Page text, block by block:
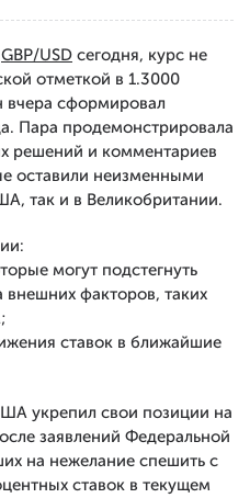
GBP/USD сегодня, курс не
отметкой в 1.3000
вчера сформировал
Пара продемонстрировала
решений и комментариев
оставили неизменными
так и в Великобритании.
могут подстегнуть
факторов, таких
ставок в ближайшие
укрепил свои позиции на
заявлений Федеральной
на нежелание спешить с
ставок в текущем